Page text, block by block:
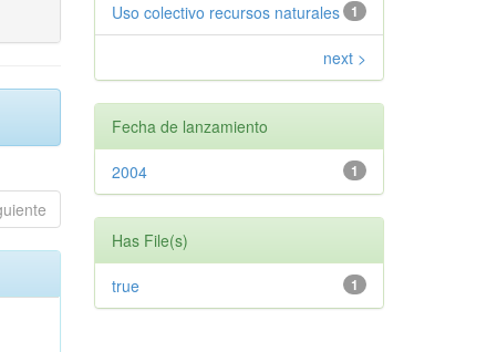
1
Uso colectivo recursos naturales
next >
Fecha de lanzamiento
1
2004
Has File(s)
1
true